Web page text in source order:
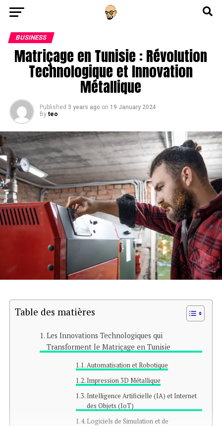
BUSINESS
Matriçage en Tunisie : Révolution
Technologique et Innovation
Métallique
Published 3 years ago on 19 January 2024
By teo
Table des matières
Les Innovations Technologiques qui
Transforment le Matriçage en Tunisie
Automatisation et Robotique
Impression 3D Métallique
Intelligence Artificielle (IA) et Internet
des Objets (IoT)
Logiciels de Simulation et de
Go to mobile version